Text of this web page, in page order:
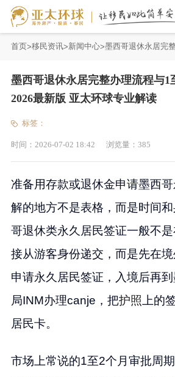
首页 移民资讯 新闻中心
墨西哥退休永居完整办理流程与1
2026最新版 亚太环球专业解读
标签：
时间： 2026-07-02 18:42 浏览量： 385
准备用存款或退休金申请墨西
解的地方不是表格，而是时间
哥退休类永久居民签证一般不
接从游客身份递交，而是先在
申请永久居民签证，入境后再
局INM办理canje，把护照 上的
居民卡。
市场上常说的1至2个月审批周